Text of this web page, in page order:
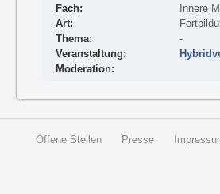
Fach:
Innere
Art:
Thema:
-
Veranstaltung:
Moderation:
Offene Stellen Presse